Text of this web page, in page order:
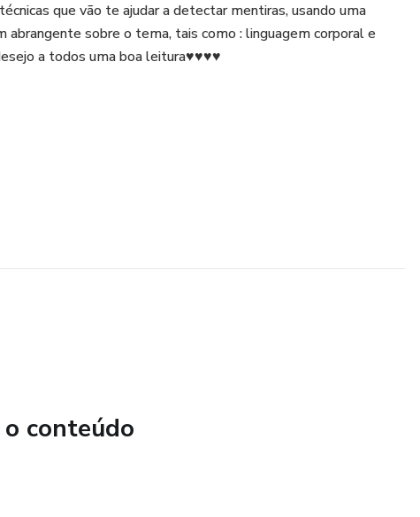
que vão te ajudar a detectar mentiras, usando uma
abrangente sobre o tema, tais como : linguagem corporal e
a todos uma boa leitura♥♥♥♥
conteúdo